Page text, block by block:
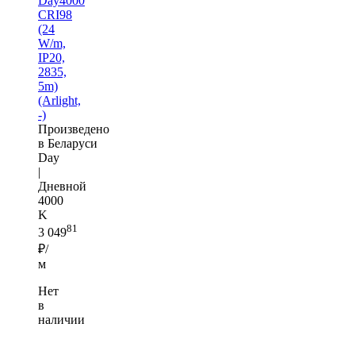
CRI98
(24
W/m,
IP20,
2835,
5m)
(Arlight,
-)
Произведено
в Беларуси
Day
|
Дневной
4000
K
3 04981
₽/
м
Нет
в
наличии